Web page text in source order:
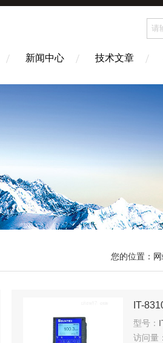
新闻中心 技术文章
您的位置：
IT-
型号：
访问量：